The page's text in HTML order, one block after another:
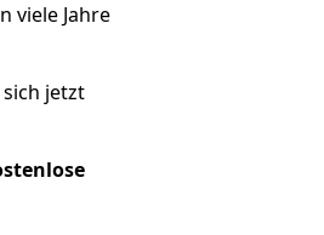
viele Jahre
jetzt